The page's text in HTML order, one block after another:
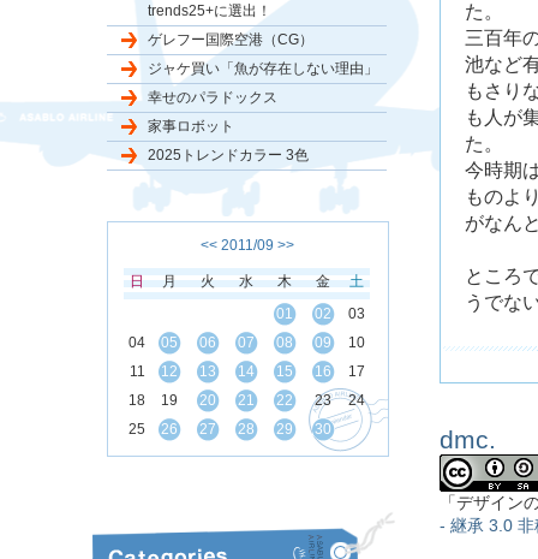
trends25+に選出！
ゲレフー国際空港（CG）
ジャケ買い「魚が存在しない理由」
幸せのパラドックス
家事ロボット
2025トレンドカラー 3色
<< 2011/09 >>
日 月 火 水 木 金
土
01
02
03
04
05 06 07 08 09
10
11
12 13 14 15 16
17
18
19 20 21 22 23
24
25
26 27 28 29 30
た。
三百年
池など
もさり
も人が
た。
今時期
ものよ
がなん
ところ
うでな
dmc.
「デザイン
- 継承 3.0